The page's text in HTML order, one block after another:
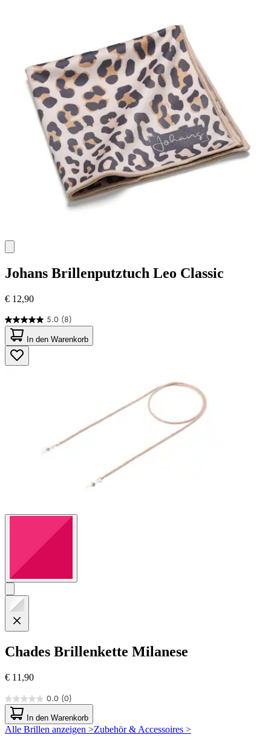
Johans Brillenputztuch Leo Classic
€ 12,90
5.0 (8)
5.0
von
5
Sternen.
8
In den Warenkorb
Chades Brillenkette Milanese
€ 11,90
0.0 (0)
0.0
von
5
Sternen.
In den Warenkorb
Alle Brillen anzeigen >Zubehör & Accessoires >